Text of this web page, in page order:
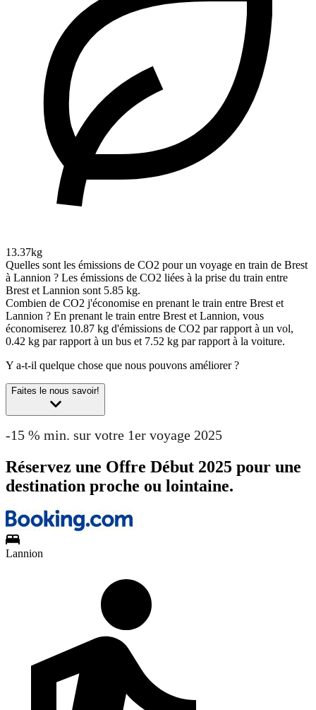
13.37kg
Quelles sont les émissions de CO2 pour un voyage en train de Brest
à Lannion ? Les émissions de CO2 liées à la prise du train entre
Brest et Lannion sont 5.85 kg.
Combien de CO2 j'économise en prenant le train entre Brest et
Lannion ? En prenant le train entre Brest et Lannion, vous
économiserez 10.87 kg d'émissions de CO2 par rapport à un vol,
0.42 kg par rapport à un bus et 7.52 kg par rapport à la voiture.
Y a-t-il quelque chose que nous pouvons améliorer ?
Faites le nous savoir!
-15 % min. sur votre 1er voyage 2025
Réservez une Offre Début 2025 pour une
destination proche ou lointaine.
Lannion